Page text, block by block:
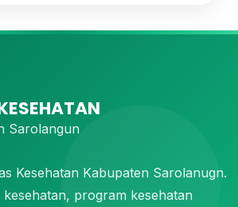
Sarolangun
Kesehatan Kabupaten Sarolanugn.
program kesehatan